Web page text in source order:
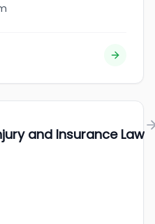
and Insurance Law